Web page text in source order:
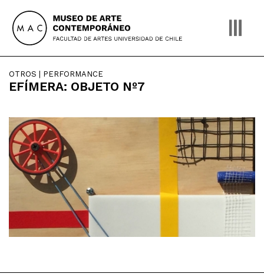
content
OTROS | PERFORMANCE
EFÍMERA: OBJETO Nº7